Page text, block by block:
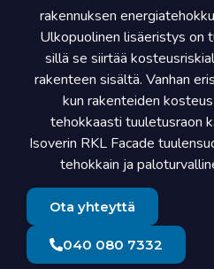
rakennuksen
Ulkopuolinen lisäeristys on
sillä se siirtää
rakenteen sisältä. Vanhan
kun rakenteiden
tehokkaasti tuuletusraon
Isoverin RKL Facade
tehokkain ja
Ota yhteyttä
040 080 7332